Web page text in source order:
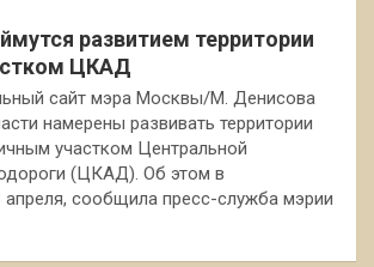
развитием территории
ЦКАД
сайт мэра Москвы/М. Денисова
намерены развивать территории
участком Центральной
(ЦКАД). Об этом в
апреля, сообщила пресс-служба мэрии